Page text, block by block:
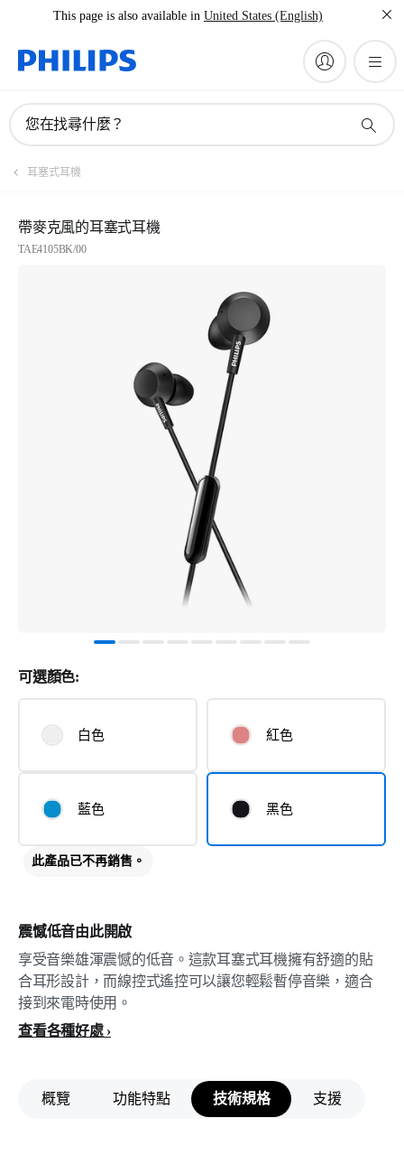
This page is also available in United States (English)
您在找尋什麼？
耳塞式耳機
帶麥克風的耳塞式耳機
TAE4105BK/00
震憾低音由此開啟
享受音樂雄渾震憾的低音。這款耳塞式耳機擁有舒適的貼
合耳形設計，而線控式遙控可以讓您輕鬆暫停音樂，適合
接到來電時使用。
查看各種好處
可選顏色:
白色 紅色
藍色 黑色
此產品已不再銷售。
概覽 功能特點 技術規格 支援